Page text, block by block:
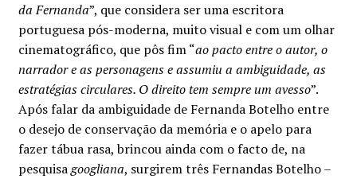
da Fernanda”, que considera ser uma escritora
portuguesa pós-moderna, muito visual e com um olhar
cinematográfico, que pôs fim “ao pacto entre o autor, o
narrador e as personagens e assumiu a ambiguidade, as
estratégias circulares. O direito tem sempre um avesso”.
Após falar da ambiguidade de Fernanda Botelho entre
o desejo de conservação da memória e o apelo para
fazer tábua rasa, brincou ainda com o facto de, na
pesquisagoogliana, surgirem três Fernandas Botelho –